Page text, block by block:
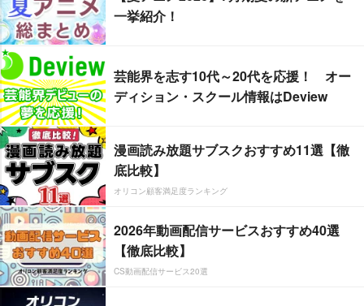
一挙紹介！
芸能界を志す10代～20代を応援！ オー
ディション・スクール情報はDeview
漫画読み放題サブスクおすすめ11選【徹
底比較】
オリコン顧客満足度ランキング
2026年動画配信サービスおすすめ40選
【徹底比較】
CS動画配信サービス20選